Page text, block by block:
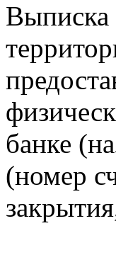
Выписка
банке
(номер